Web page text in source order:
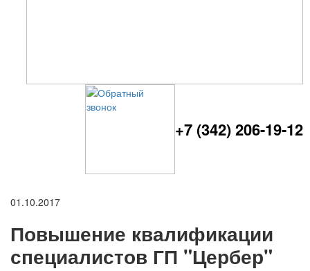
+7 (342) 206-19-12
01.10.2017
Повышение квалификации
специалистов ГП "Цербер"